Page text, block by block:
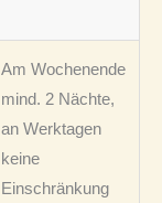
Am Wochenende
mind. 2 Nächte,
an Werktagen
keine
Einschränkung